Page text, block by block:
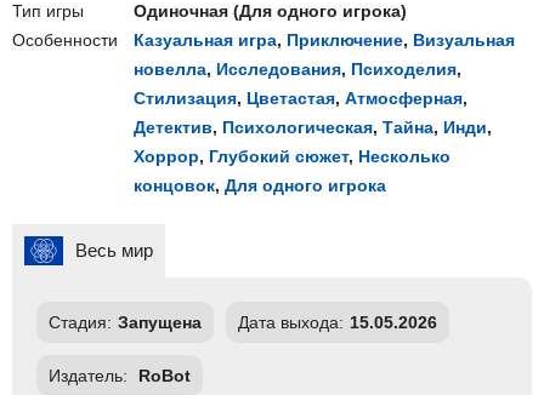
Тип игры
Одиночная (Для одного игрока)
Особенности
Казуальная игра, Приключение, Визуальная
новелла, Исследования, Психоделия,
Стилизация, Цветастая, Атмосферная,
Детектив, Психологическая, Тайна, Инди,
Хоррор, Глубокий сюжет, Несколько
концовок, Для одного игрока
Весь мир
Стадия: Запущена Дата выхода: 15.05.2026
Издатель: RoBot